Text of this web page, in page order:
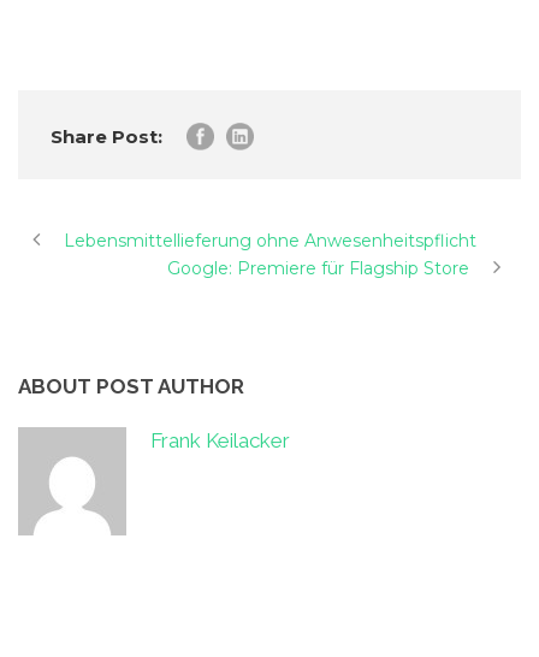
Share Post:
Lebensmittellieferung ohne Anwesenheitspflicht
Google: Premiere für Flagship Store
ABOUT POST AUTHOR
Frank Keilacker